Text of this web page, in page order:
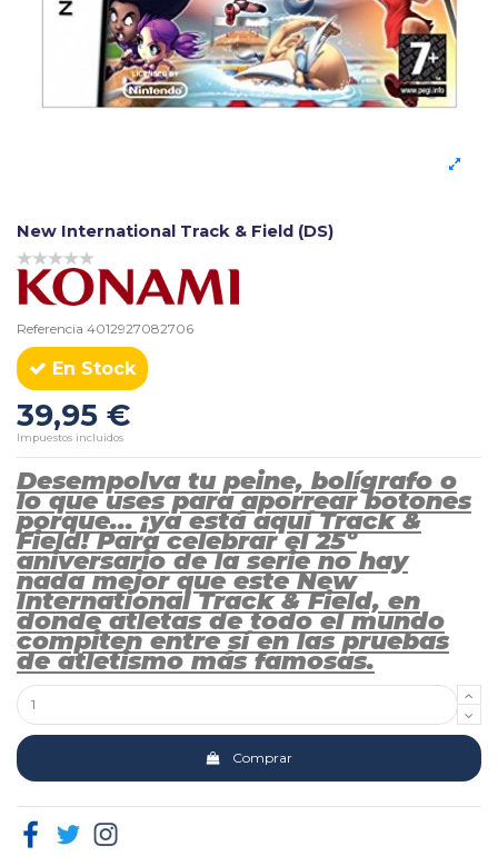
New International Track & Field (DS)
Referencia 4012927082706
En Stock
39,95 €
Impuestos incluidos
Desempolva tu peine, bolígrafo o
lo que uses para aporrear botones
porque... ¡ya está aquí Track &
Field! Para celebrar el 25º
aniversario de la serie no hay
nada mejor que este New
International Track & Field, en
donde atletas de todo el mundo
compiten entre sí en las pruebas
de atletismo más famosas.
Comprar